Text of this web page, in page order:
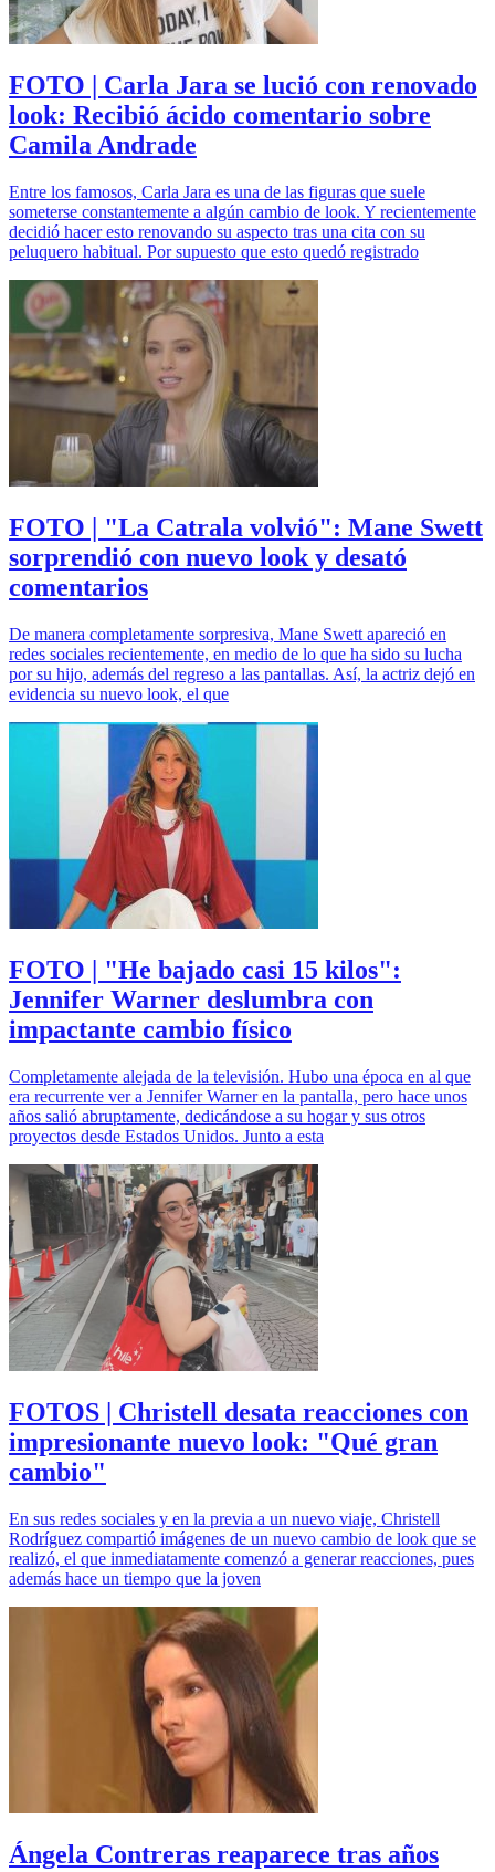
FOTO | Carla Jara se lució con renovado
look: Recibió ácido comentario sobre
Camila Andrade
Entre los famosos, Carla Jara es una de las figuras que suele
someterse constantemente a algún cambio de look. Y recientemente
decidió hacer esto renovando su aspecto tras una cita con su
peluquero habitual. Por supuesto que esto quedó registrado
FOTO | "La Catrala volvió": Mane Swett
sorprendió con nuevo look y desató
comentarios
De manera completamente sorpresiva, Mane Swett apareció en
redes sociales recientemente, en medio de lo que ha sido su lucha
por su hijo, además del regreso a las pantallas. Así, la actriz dejó en
evidencia su nuevo look, el que
FOTO | "He bajado casi 15 kilos":
Jennifer Warner deslumbra con
impactante cambio físico
Completamente alejada de la televisión. Hubo una época en al que
era recurrente ver a Jennifer Warner en la pantalla, pero hace unos
años salió abruptamente, dedicándose a su hogar y sus otros
proyectos desde Estados Unidos. Junto a esta
FOTOS | Christell desata reacciones con
impresionante nuevo look: "Qué gran
cambio"
En sus redes sociales y en la previa a un nuevo viaje, Christell
Rodríguez compartió imágenes de un nuevo cambio de look que se
realizó, el que inmediatamente comenzó a generar reacciones, pues
además hace un tiempo que la joven
Ángela Contreras reaparece tras años